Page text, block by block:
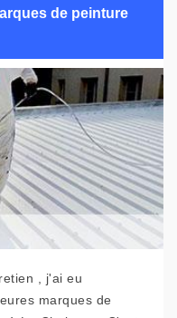
de peinture
, j'ai eu
marques de